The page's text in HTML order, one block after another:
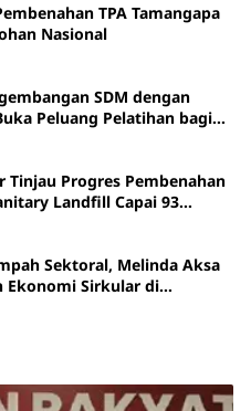
TPA Tamangapa
Nasional
SDM dengan
Peluang Pelatihan bagi
Tinjau Progres Pembenahan
Landfill Capai 93
Sektoral, Melinda Aksa
Ekonomi Sirkular di